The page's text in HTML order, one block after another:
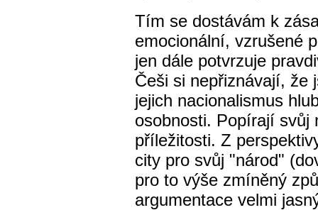
Tím se dostávám k
emocionální, vzrušené
jen dále potvrzuje
Češi si nepřiznávají, že
jejich nacionalismus
osobnosti. Popírají svůj
příležitosti. Z
city pro svůj "národ"
pro to výše zmíněný
argumentace velmi